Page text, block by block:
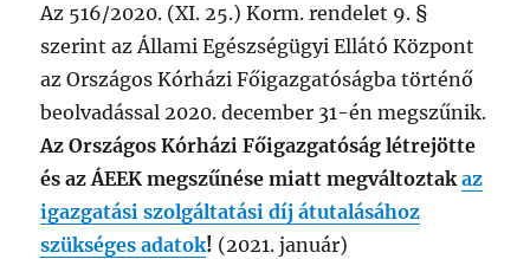
Az 516/2020. (XI. 25.) Korm. rendelet 9. §
szerint az Állami Egészségügyi Ellátó Központ
az Országos Kórházi Főigazgatóságba történő
beolvadással 2020. december 31-én megszűnik.
Az Országos Kórházi Főigazgatóság létrejötte
és az ÁEEK megszűnése miatt megváltoztakaz
igazgatási szolgáltatási díj átutalásához
szükséges adatok! (2021. január)